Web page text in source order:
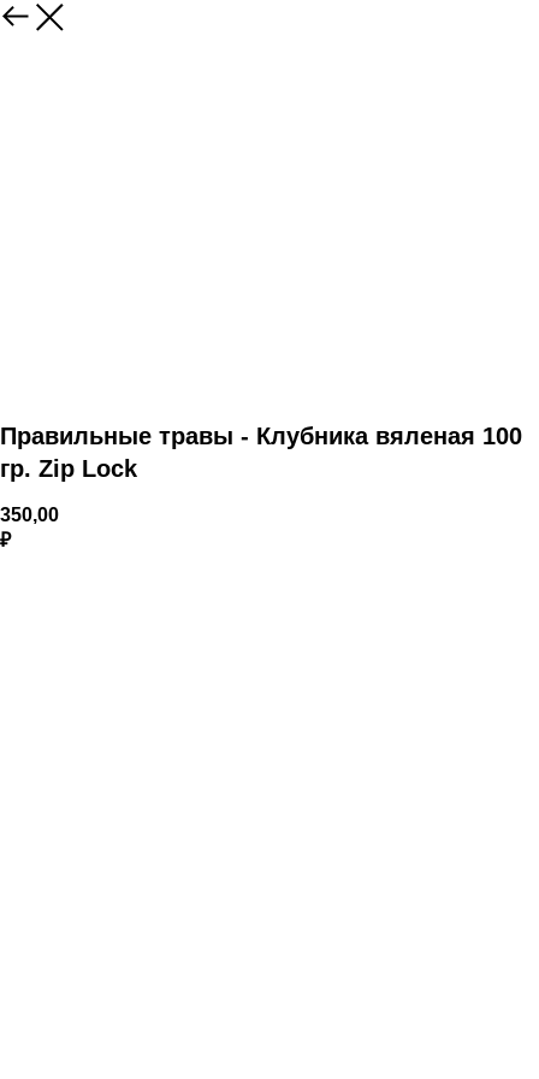
Правильные травы - Клубника вяленая 100
гр. Zip Lock
350,00
₽